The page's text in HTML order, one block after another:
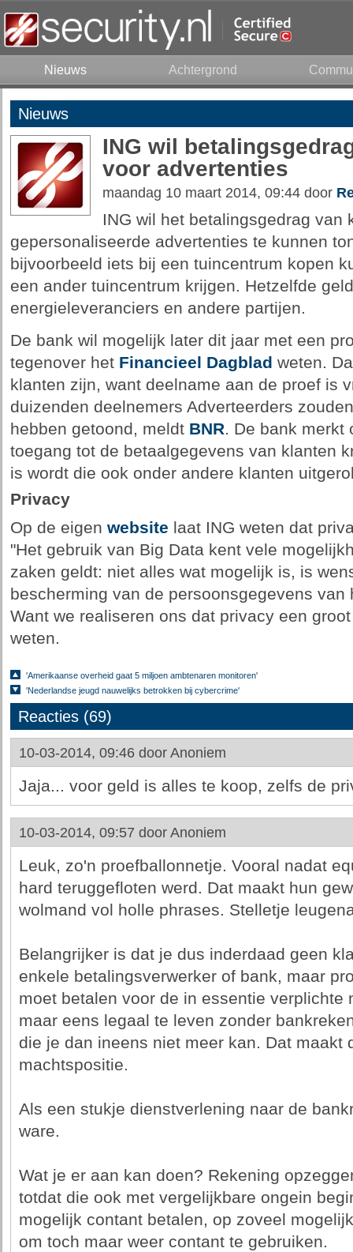
Nieuws Achtergrond
Nieuws
ING wil
voor advertenties
maandag 10 maart 2014, 09:44 door
ING wil het betalingsgedrag van
gepersonaliseerde advertenties te kunnen
bijvoorbeeld iets bij een tuincentrum kopen
een ander tuincentrum krijgen. Hetzelfde
energieleveranciers en andere partijen.
De bank wil mogelijk later dit jaar met een
tegenover het Financieel Dagblad weten.
klanten zijn, want deelname aan de proef is
duizenden deelnemers Adverteerders
hebben getoond, meldt BNR. De bank merkt
toegang tot de betaalgegevens van klanten
is wordt die ook onder andere klanten
Privacy
Op de eigen website laat ING weten dat
"Het gebruik van Big Data kent vele
zaken geldt: niet alles wat mogelijk is, is
bescherming van de persoonsgegevens
Want we realiseren ons dat privacy een
weten.
'Amerikaanse overheid gaat 5 miljoen ambtenaren monitoren'
'Nederlandse jeugd nauwelijks betrokken bij cybercrime'
Reacties (69)
10-03-2014, 09:46 door Anoniem
Jaja... voor geld is alles te koop, zelfs de
10-03-2014, 09:57 door Anoniem
Leuk, zo'n proefballonnetje. Vooral nadat
hard teruggefloten werd. Dat maakt hun
wolmand vol holle phrases. Stelletje
Belangrijker is dat je dus inderdaad geen
enkele betalingsverwerker of bank, maar
moet betalen voor de in essentie verplichte
maar eens legaal te leven zonder
die je dan ineens niet meer kan. Dat maakt
machtspositie.
Als een stukje dienstverlening naar de
ware.
Wat je er aan kan doen? Rekening
totdat die ook met vergelijkbare ongein
mogelijk contant betalen, op zoveel
om toch maar weer contant te gebruiken.